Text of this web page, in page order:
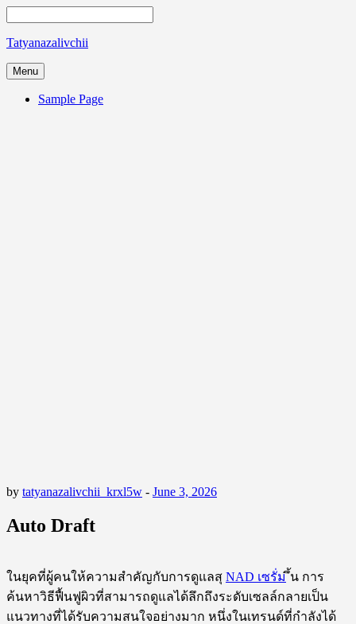
Tatyanazalivchii
Menu
Sample Page
by tatyanazalivchii_krxl5w - June 3, 2026
Auto Draft
ในยุคที่ผู้คนให้ความสำคัญกับการดูแลสุ NAD เซรั่มึ้น การ
ค้นหาวิธีฟื้นฟูผิวที่สามารถดูแลได้ลึกถึงระดับเซลล์กลายเป็น
แนวทางที่ได้รับความสนใจอย่างมาก หนึ่งในเทรนด์ที่กำลังได้